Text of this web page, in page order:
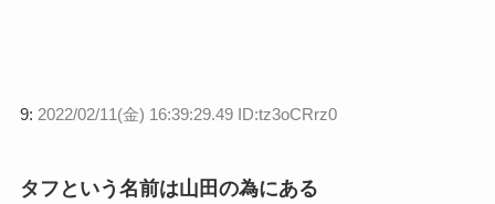
9: 2022/02/11(金) 16:39:29.49 ID:tz3oCRrz0
タフという名前は山田の為にある